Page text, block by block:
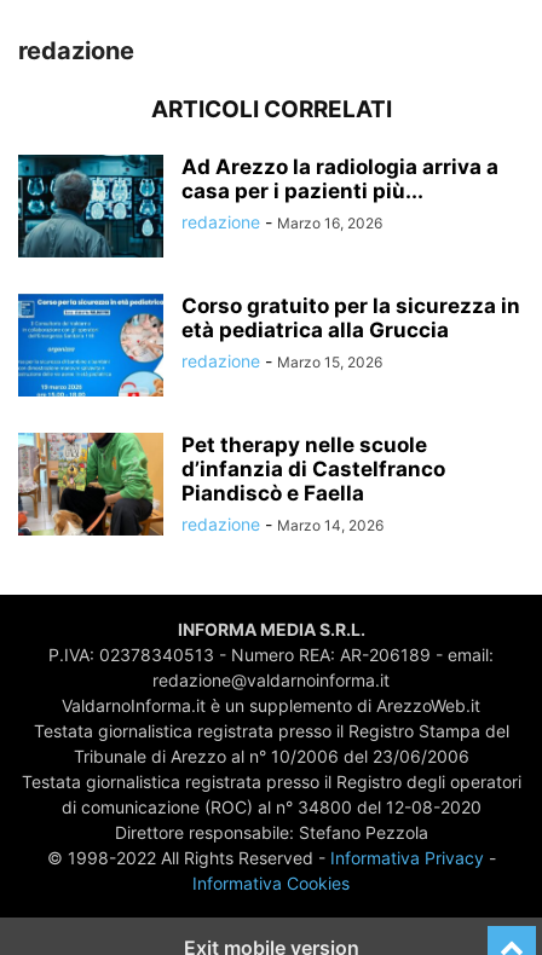
redazione
ARTICOLI CORRELATI
Ad Arezzo la radiologia arriva a
casa per i pazienti più...
redazione - Marzo 16, 2026
Corso gratuito per la sicurezza in
età pediatrica alla Gruccia
redazione - Marzo 15, 2026
Pet therapy nelle scuole
d’infanzia di Castelfranco
Piandiscò e Faella
redazione - Marzo 14, 2026
INFORMA MEDIA S.R.L.
P.IVA: 02378340513 - Numero REA: AR-206189 - email:
redazione@valdarnoinforma.it
ValdarnoInforma.it è un supplemento di ArezzoWeb.it
Testata giornalistica registrata presso il Registro Stampa del
Tribunale di Arezzo al n° 10/2006 del 23/06/2006
Testata giornalistica registrata presso il Registro degli operatori
di comunicazione (ROC) al n° 34800 del 12-08-2020
Direttore responsabile: Stefano Pezzola
© 1998-2022 All Rights Reserved - Informativa Privacy-
Informativa Cookies
Exit mobile version